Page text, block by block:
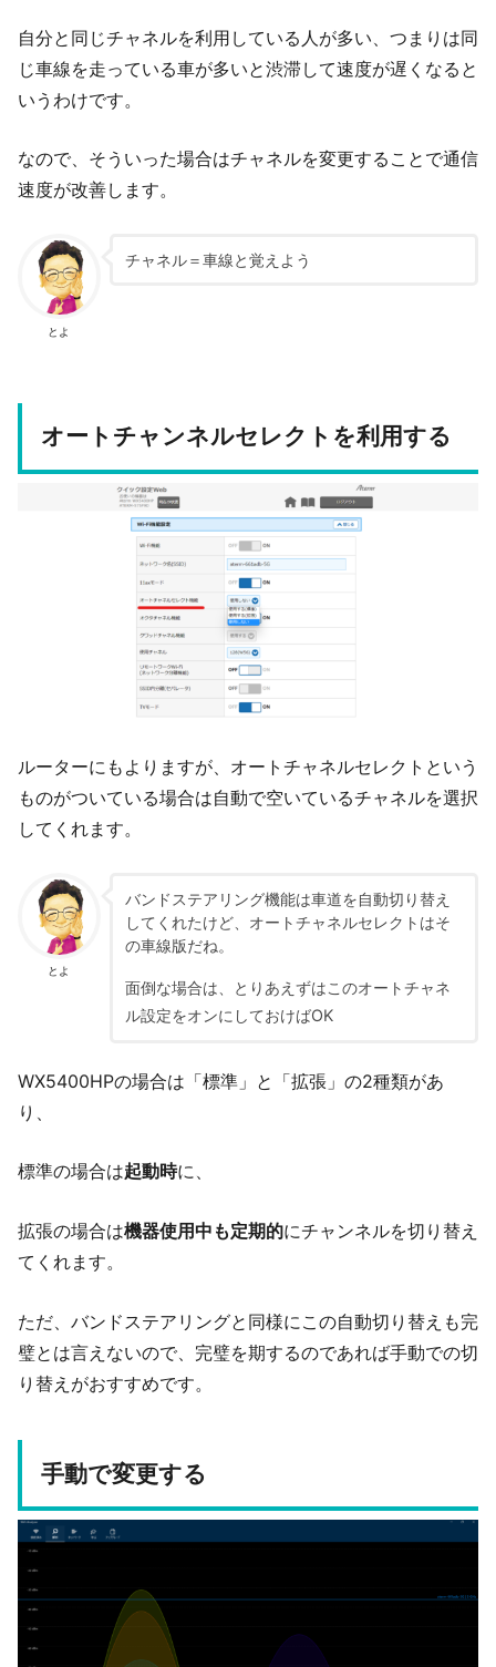
自分と同じチャネルを利用している人が多い、つまりは同
じ車線を走っている車が多いと渋滞して速度が遅くなると
いうわけです。
なので、そういった場合はチャネルを変更することで通信
速度が改善します。
とよ
チャネル＝車線と覚えよう
オートチャンネルセレクトを利用する
ルーターにもよりますが、オートチャネルセレクトという
ものがついている場合は自動で空いているチャネルを選択
してくれます。
とよ
バンドステアリング機能は車道を自動切り替え
してくれたけど、オートチャネルセレクトはそ
の車線版だね。
面倒な場合は、とりあえずはこのオートチャネ
ル設定をオンにしておけばOK
WX5400HPの場合は「標準」と「拡張」の2種類があ
り、
標準の場合は起動時に、
拡張の場合は機器使用中も定期的にチャンネルを切り替え
てくれます。
ただ、バンドステアリングと同様にこの自動切り替えも完
璧とは言えないので、完璧を期するのであれば手動での切
り替えがおすすめです。
手動で変更する